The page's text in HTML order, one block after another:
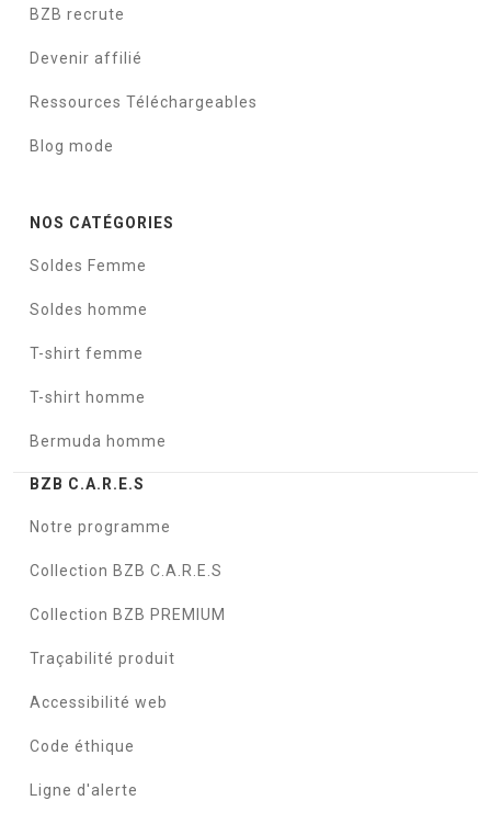
BZB recrute
Devenir affilié
Ressources Téléchargeables
Blog mode
NOS CATÉGORIES
Soldes Femme
Soldes homme
T-shirt femme
T-shirt homme
Bermuda homme
BZB C.A.R.E.S
Notre programme
Collection BZB C.A.R.E.S
Collection BZB PREMIUM
Traçabilité produit
Accessibilité web
Code éthique
Ligne d'alerte